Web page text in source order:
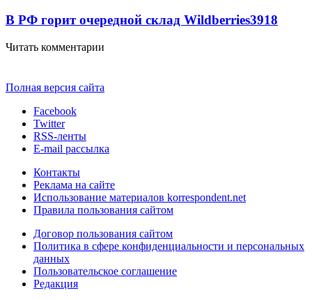
В РФ горит очередной склад Wildberries3918
Читать комментарии
Полная версия сайта
Facebook
Twitter
RSS-ленты
E-mail рассылка
Контакты
Реклама на сайте
Использование материалов korrespondent.net
Правила пользования сайтом
Договор пользования сайтом
Политика в сфере конфиденциальности и персональных
данных
Пользовательское соглашение
Редакция